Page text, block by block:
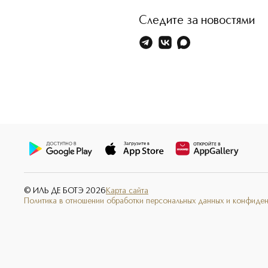
Следите за новостями
© ИЛЬ ДЕ БОТЭ 2026 Карта сайта
Политика в отношении обработки персональных данных и